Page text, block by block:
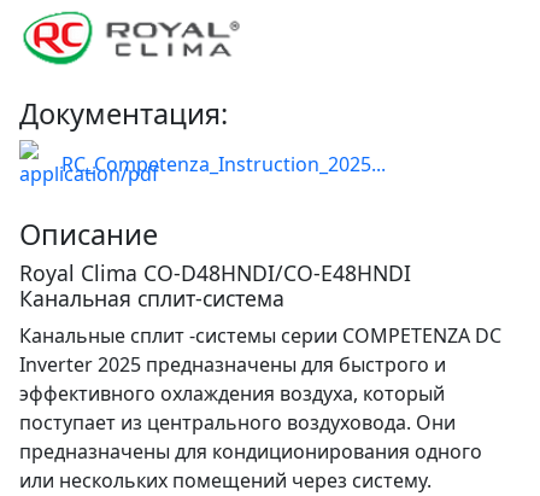
Документация:
RC_Competenza_Instruction_2025...
Описание
Royal Clima CO-D48HNDI/CO-E48HNDI
Канальная сплит-система
Канальные сплит -системы серии COMPETENZA DC
Inverter 2025 предназначены для быстрого и
эффективного охлаждения воздуха, который
поступает из центрального воздуховода. Они
предназначены для кондиционирования одного
или нескольких помещений через систему.